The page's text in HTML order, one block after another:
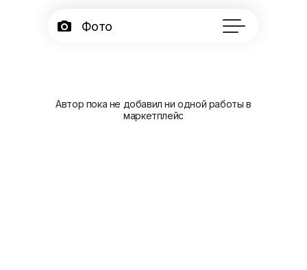
 Фото
...
Автор пока не добавил ни одной работы в
маркетплейс